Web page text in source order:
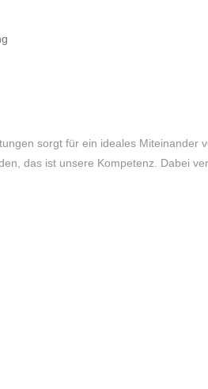
sorgt für ein ideales
das ist unsere Kompetenz. Dabei